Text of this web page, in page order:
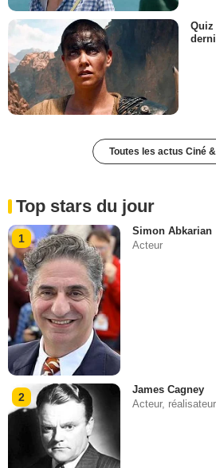
Quiz
Toutes les actus Ciné
Top stars du jour
1
Simon Abkarian
Acteur
2
James Cagney
Acteur, réalisateur